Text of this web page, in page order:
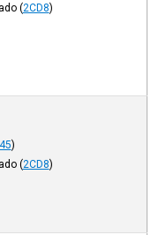
(2CD8)
)
(2CD8)